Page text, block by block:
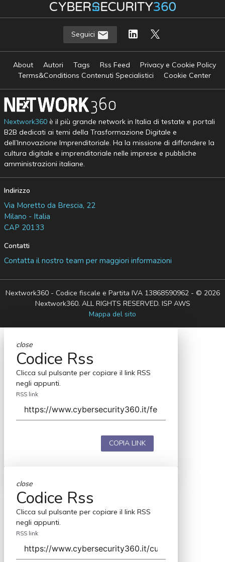
Seguici
About Autori Tags Rss Feed
Privacy e Cookie Policy
Terms&Conditions Contenuti Specialistici
Cookie Center
Nextwork360è il più grande network in Italia di testate e portali
B2B dedicati ai temi della Trasformazione Digitale e
dell’Innovazione Imprenditoriale. Ha la missione di diffondere la
cultura digitale e imprenditoriale nelle imprese e pubbliche
amministrazioni italiane.
Indirizzo
Via Moretto da Brescia, 22
Milano - Italia
CAP 20133
Contatti
Contatta il nostro team per maggiori informazioni
Nextwork360 - Codice fiscale e Partita IVA 13868590962 - © 2026
Nextwork360. ALL RIGHTS RESERVED. ISP AWS
Mappa del sito
close
Codice Rss
Clicca sul pulsante per copiare il link RSS
negli appunti.
RSS link
COPIA LINK
close
Codice Rss
Clicca sul pulsante per copiare il link RSS
negli appunti.
RSS link